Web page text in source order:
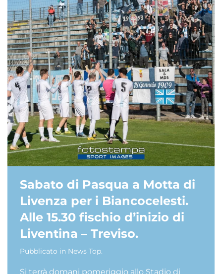
Sabato di Pasqua a Motta di
Livenza per i Biancocelesti.
Alle 15.30 fischio d’inizio di
Liventina – Treviso.
Pubblicato in News Top.
Si terrà domani pomeriggio allo Stadio di